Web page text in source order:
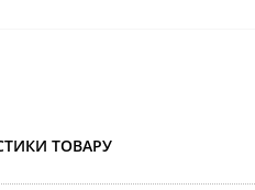
ТОВАРУ